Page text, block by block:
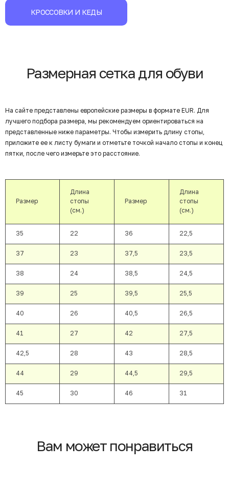
КРОССОВКИ И КЕДЫ
Размерная сетка для обуви
На сайте представлены европейские размеры в формате EUR. Для
лучшего подбора размера, мы рекомендуем ориентироваться на
представленные ниже параметры. Чтобы измерить длину стопы,
приложите ее к листу бумаги и отметьте точкой начало стопы и конец
пятки, после чего измерьте это расстояние.
Размер
Длина
стопы
(см.)
Размер
Длина
стопы
(см.)
35 22 36 22,5
37 23 37,5 23,5
38 24 38,5 24,5
39 25 39,5 25,5
40 26 40,5 26,5
41 27 42 27,5
42,5 28 43 28,5
44 29 44,5 29,5
45 30 46 31
Вам может понравиться